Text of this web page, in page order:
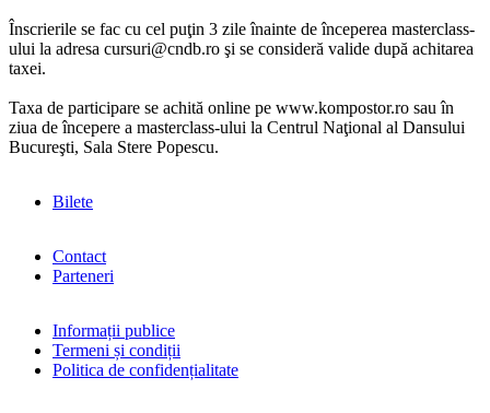
Înscrierile se fac cu cel puţin 3 zile înainte de începerea masterclass-
ului la adresa cursuri@cndb.ro şi se consideră valide după achitarea
taxei.
Taxa de participare se achită online pe www.kompostor.ro sau în
ziua de începere a masterclass-ului la Centrul Naţional al Dansului
Bucureşti, Sala Stere Popescu.
Bilete
Contact
Parteneri
Informații publice
Termeni și condiții
Politica de confidențialitate